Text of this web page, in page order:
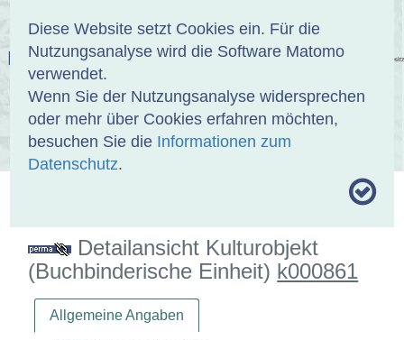
Diese Website setzt Cookies ein. Für die
Nutzungsanalyse wird die Software Matomo
verwendet.
Wenn Sie der Nutzungsanalyse widersprechen
oder mehr über Cookies erfahren möchten,
besuchen Sie die Informationen zum
Datenschutz.
EINBANDDATENBANK
ÜBER UNS SAMMLUNGEN SUCHE
Detailansicht Kulturobjekt
(Buchbinderische Einheit) k000861
Allgemeine Angaben